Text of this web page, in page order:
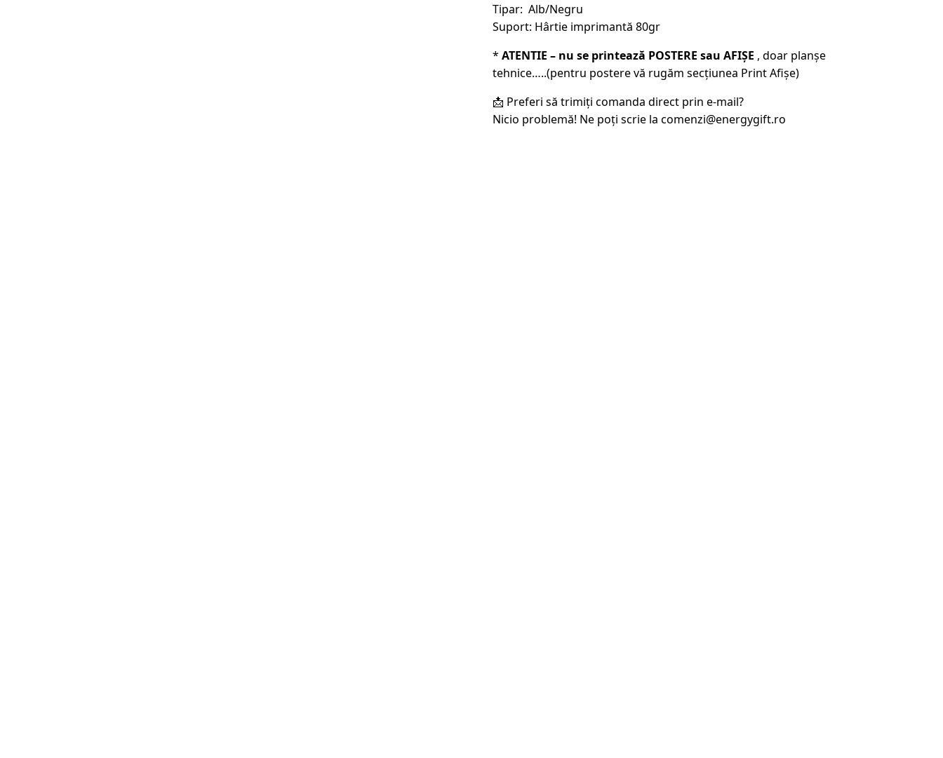
Tipar: Alb/Negru
Suport: Hârtie imprimantă 80gr
* ATENTIE – nu se printează POSTERE sau AFIȘE , doar planșe
tehnice…..(pentru postere vă rugăm secțiunea Print Afișe)
📩 Preferi să trimiți comanda direct prin e-mail?
Nicio problemă! Ne poți scrie la comenzi@energygift.ro